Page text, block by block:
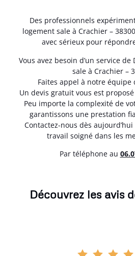
Des professionnels
logement sale à Crachier –
avec sérieux pour
Vous avez besoin d’un service
sale à Crachier –
Faites appel à notre équipe
Un devis gratuit vous est
Peu importe la complexité de
garantissons une prestation
Contactez-nous dès
travail soigné dans les
Par téléphone au
Découvrez les avis